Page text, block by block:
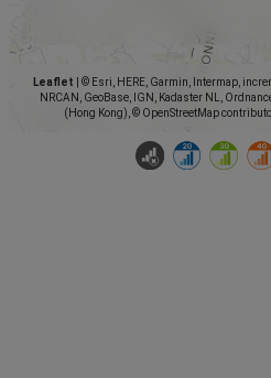
Leaflet
© Esri, HERE, Garmin, Intermap,
NRCAN, GeoBase, IGN, Kadaster NL,
(Hong Kong), © OpenStreetMap